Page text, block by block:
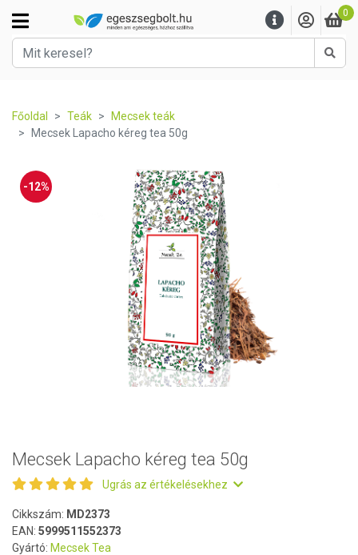
0
Főoldal Teák
Mecsek teák
Mecsek Lapacho kéreg tea 50g
-12%
Mecsek Lapacho kéreg tea 50g
Ugrás az értékelésekhez
Cikkszám: MD2373
EAN: 5999511552373
Gyártó: Mecsek Tea